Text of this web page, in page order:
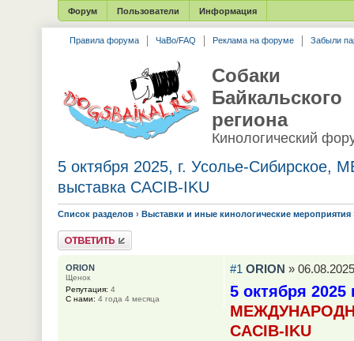
Форум Пользователи Информация
Правила форума ЧаВо/FAQ Реклама на форуме Забыли
Собаки
Байкальского
региона
Кинологический
5 октября 2025, г. Усолье-
выставка CACIB-IKU
Список разделов › Выставки и иные кинологические мероприятия
Ответить
#1 ORION »
5 октября 2025
САСIB-IKU
ORION
Щенок
Репутация: 4
С нами: 4 года 4 месяца